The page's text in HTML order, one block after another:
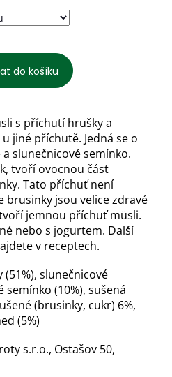
do košíku
s příchutí hrušky a
jiné příchutě. Jedná se o
slunečnicové semínko.
tvoří ovocnou část
Tato příchuť není
brusinky jsou velice zdravé
jemnou příchuť müsli.
nebo s jogurtem. Další
v receptech.
(51%), slunečnicové
semínko (10%), sušená
(brusinky, cukr) 6%,
(5%)
s.r.o., Ostašov 50,